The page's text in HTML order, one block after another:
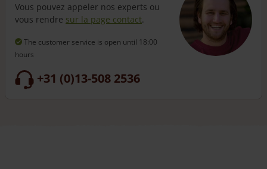
Vous pouvez appeler nos experts ou
vous rendre sur la page contact.
The customer service is open until 18:00
hours
+31 (0)13-508 2536